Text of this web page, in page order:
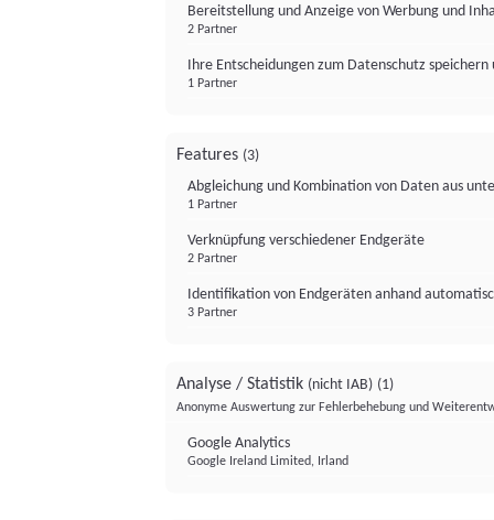
Bereitstellung und Anzeige von Werbung und
2 Partner
Ihre Entscheidungen zum Datenschutz
1 Partner
Features (3)
Abgleichung und Kombination von Daten aus
1 Partner
Verknüpfung verschiedener Endgeräte
2 Partner
Identifikation von Endgeräten anhand
3 Partner
Analyse / Statistik (nicht IAB) (1)
Anonyme Auswertung zur Fehlerbehebung und
Google Analytics
Google Ireland Limited, Irland